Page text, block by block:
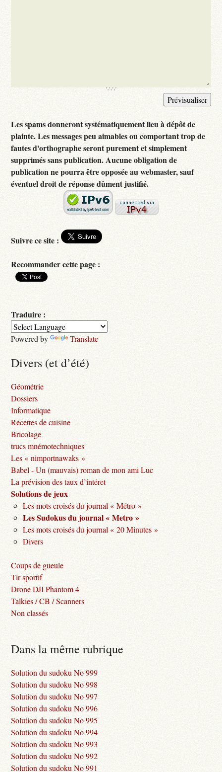
Les spams donneront systématiquement lieu à dépôt de
plainte. Les messages peu aimables ou comportant trop de
fautes d'orthographe seront purement et simplement
supprimés sans publication. Aucune obligation de
publication ne pourra être opposée au webmaster, sauf
éventuel droit de réponse dûment justifié.
Suivre ce site :
Recommander cette page :
Traduire :
Powered by Translate
Divers (et d’été)
Géométrie
Dossiers
Informatique
Recettes de cuisine
Bricolage
trucs mnémotechniques
Les « nimportnawaks »
Babel - Un (mauvais) roman de mon ami Luc
La prévision des taux d’intéret
Solutions de jeux
Les mots croisés du journal « Métro »
Les Sudokus du journal « Metro »
Les mots croisés du journal « 20 Minutes »
Divers
Coups de gueule
Tir sportif
Drone DJI Phantom 4
Talkies / CB / Scanners
Non classés
Dans la même rubrique
Solution du sudoku No 999
Solution du sudoku No 998
Solution du sudoku No 997
Solution du sudoku No 996
Solution du sudoku No 995
Solution du sudoku No 994
Solution du sudoku No 993
Solution du sudoku No 992
Solution du sudoku No 991